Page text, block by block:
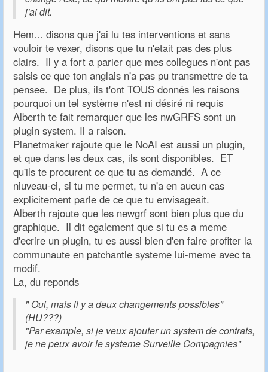
j'ai dit.
Hem... disons que j'ai lu tes interventions et sans
vouloir te vexer, disons que tu n'etait pas des plus
clairs. Il y a fort a parier que mes collegues n'ont pas
saisis ce que ton anglais n'a pas pu transmettre de ta
pensee. De plus, ils t'ont TOUS donnés les raisons
pourquoi un tel système n'est ni désiré ni requis
Alberth te fait remarquer que les nwGRFS sont un
plugin system. Il a raison.
Planetmaker rajoute que le NoAI est aussi un plugin,
et que dans les deux cas, ils sont disponibles. ET
qu'ils te procurent ce que tu as demandé. A ce
niuveau-ci, si tu me permet, tu n'a en aucun cas
explicitement parle de ce que tu envisageait.
Alberth rajoute que les newgrf sont bien plus que du
graphique. Il dit egalement que si tu es a meme
d'ecrire un plugin, tu es aussi bien d'en faire profiter la
communaute en patchantle systeme lui-meme avec ta
modif.
La, du reponds
" Oui, mais il y a deux changements possibles"
(HU???)
"Par example, si je veux ajouter un system de contrats,
je ne peux avoir le systeme Surveille Compagnies"